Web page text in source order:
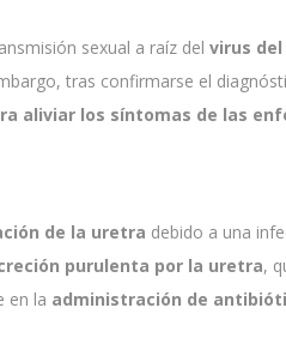
sexual a raíz del virus
tras confirmarse el
aliviar los síntomas de las
de la uretra debido a una
purulenta por la uretra,
en la administración de